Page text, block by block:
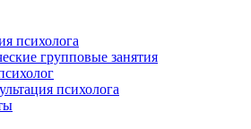
психолога
групповые занятия
психолога